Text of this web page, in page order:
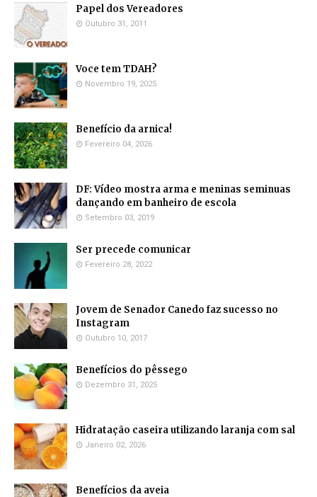
Papel dos Vereadores
Outubro 31, 2011
Voce tem TDAH?
Novembro 19, 2025
Benefício da arnica!
Fevereiro 04, 2026
DF: Vídeo mostra arma e meninas seminuas
dançando em banheiro de escola
Setembro 03, 2019
Ser precede comunicar
Fevereiro 28, 2022
Jovem de Senador Canedo faz sucesso no
Instagram
Outubro 10, 2017
Benefícios do pêssego
Dezembro 31, 2025
Hidratação caseira utilizando laranja com sal
Janeiro 02, 2026
Benefícios da aveia